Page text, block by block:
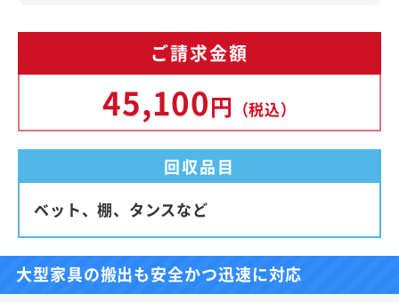
ご請求金額
45,100円 （税込）
回収品目
ベット、棚、タンスなど
大型家具の搬出も安全かつ迅速に対応